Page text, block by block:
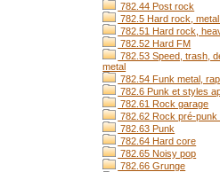
782.44 Post rock
782.5 Hard rock,
782.51 Hard rock,
782.52 Hard FM
782.53 Speed, trash,
metal
782.54 Funk metal,
782.6 Punk et styles
782.61 Rock garage
782.62 Rock pré-punk
782.63 Punk
782.64 Hard core
782.65 Noisy pop
782.66 Grunge